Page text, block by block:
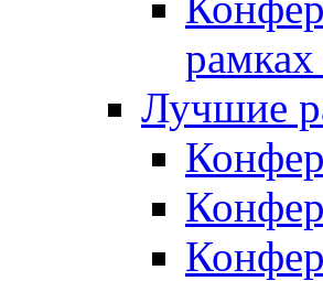
Лучшие